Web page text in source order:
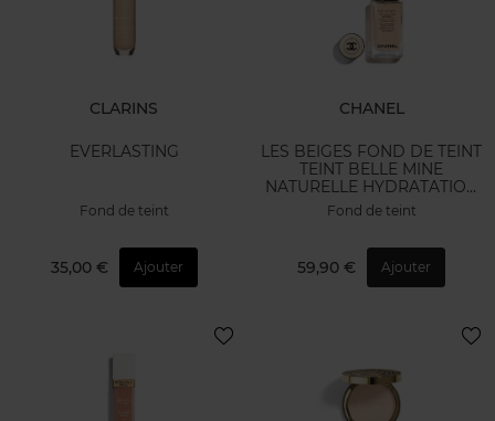
CLARINS
EVERLASTING
Fond de teint
35,00 € Ajouter
CHANEL
LES BEIGES FOND DE TEINT
TEINT BELLE MINE
NATURELLE HYDRATATION
ET LONGUE TENUE
Fond de teint
59,90 € Ajouter